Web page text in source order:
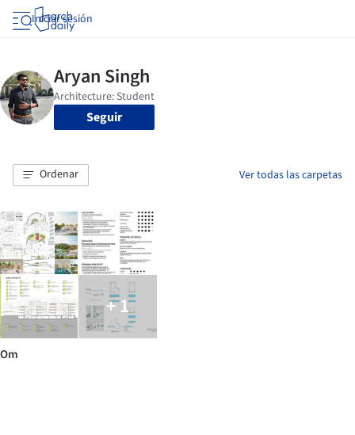
Iniciar sesión
Seguir
Ordenar Ver todas las carpetas
+ 1
Om